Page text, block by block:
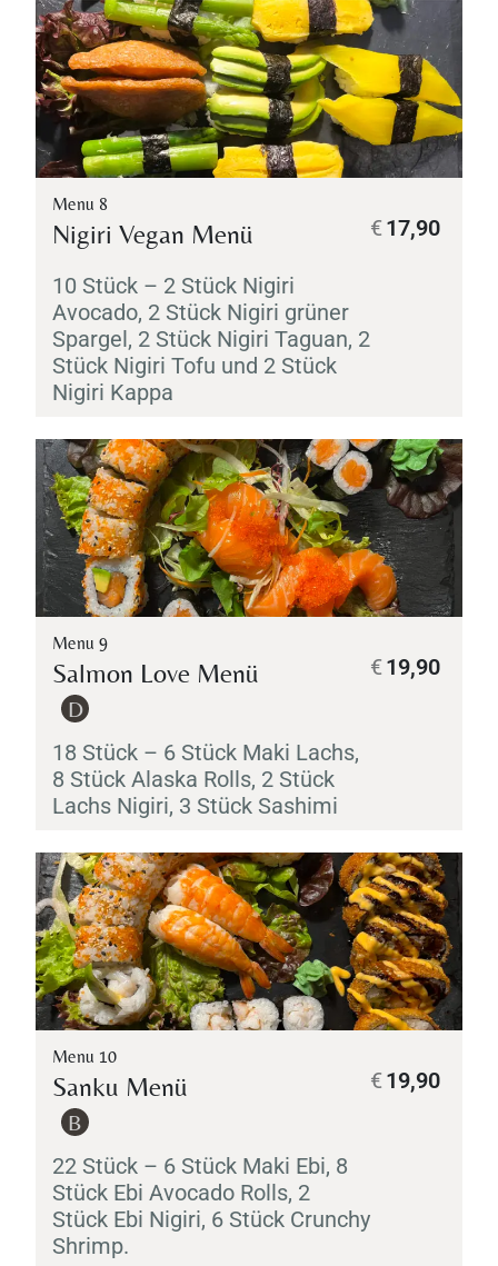
Menu 8
Nigiri Vegan Menü
10 Stück – 2 Stück Nigiri
Avocado, 2 Stück Nigiri grüner
Spargel, 2 Stück Nigiri Taguan, 2
Stück Nigiri Tofu und 2 Stück
Nigiri Kappa
17,90
€
Menu 9
Salmon Love Menü
D
18 Stück – 6 Stück Maki Lachs,
8 Stück Alaska Rolls, 2 Stück
Lachs Nigiri, 3 Stück Sashimi
19,90
€
Menu 10
Sanku Menü
B
22 Stück – 6 Stück Maki Ebi, 8
Stück Ebi Avocado Rolls, 2
Stück Ebi Nigiri, 6 Stück Crunchy
Shrimp.
19,90
€